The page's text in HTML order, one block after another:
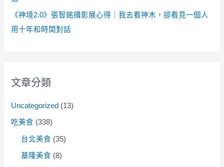
《神境2.0》張智銘攝影展心得｜我去看神木，卻看見一個人
用十年和時間對話
文章分類
Uncategorized (13)
吃美食 (338)
台北美食 (35)
基隆美食 (8)